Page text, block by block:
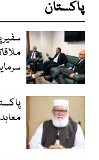
پاکستان